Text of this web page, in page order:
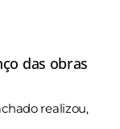
das obras
realizou,